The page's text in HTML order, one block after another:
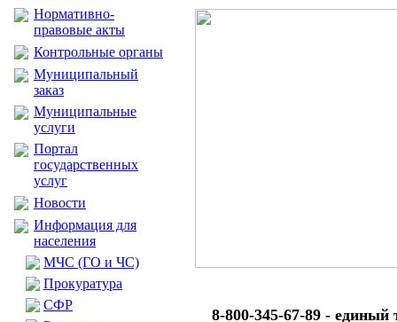
Нормативно-
правовые акты
Контрольные органы
Муниципальный
заказ
Муниципальные
услуги
Портал
государственных
услуг
Новости
Информация для
населения
МЧС (ГО и ЧС)
Прокуратура
CФР
8-800-345-67-89 - единый